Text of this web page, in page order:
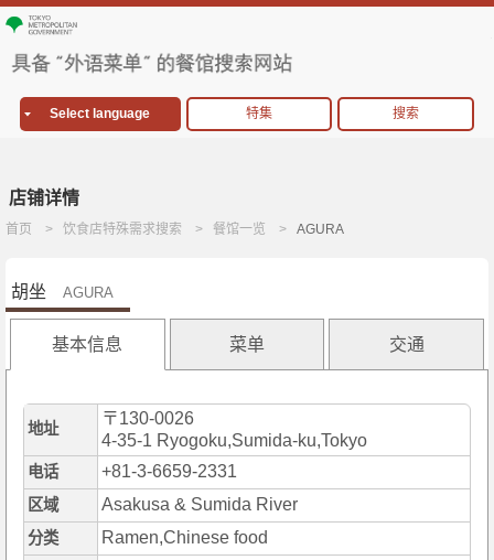
Select language 特集 搜索
店铺详情
首页 饮食店特殊需求搜索 餐馆一览 AGURA
胡坐 AGURA
基本信息 菜单 交通
地址
〒130-0026
4-35-1 Ryogoku,Sumida-ku,Tokyo
电话 +81-3-6659-2331
区域 Asakusa & Sumida River
分类 Ramen,Chinese food